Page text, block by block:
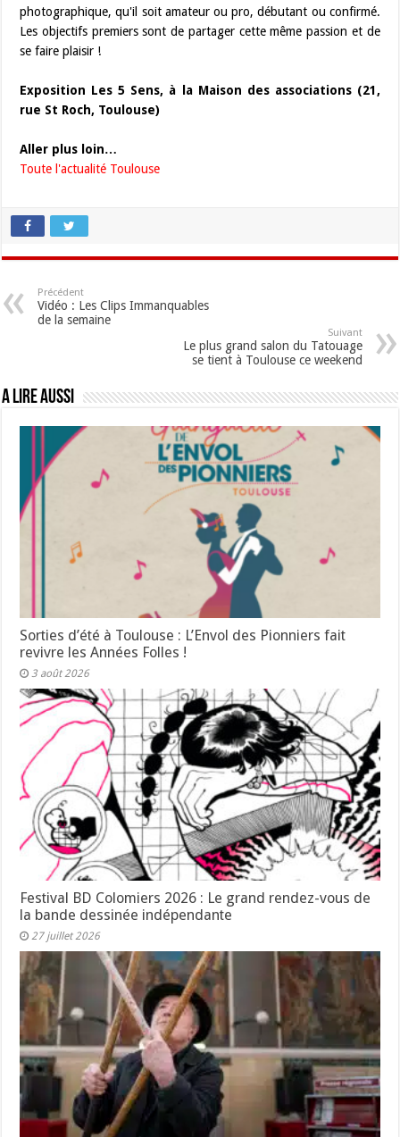
photographique, qu'il soit amateur ou pro, débutant ou confirmé.
Les objectifs premiers sont de partager cette même passion et de
se faire plaisir !
Exposition Les 5 Sens, à la Maison des associations (21,
rue St Roch, Toulouse)
Aller plus loin…
Toute l'actualité Toulouse
Précédent
Vidéo : Les Clips Immanquables
de la semaine
Suivant
Le plus grand salon du Tatouage
se tient à Toulouse ce weekend
A lire aussi
Sorties d’été à Toulouse : L’Envol des Pionniers fait
revivre les Années Folles !
3 août 2026
Festival BD Colomiers 2026 : Le grand rendez-vous de
la bande dessinée indépendante
27 juillet 2026